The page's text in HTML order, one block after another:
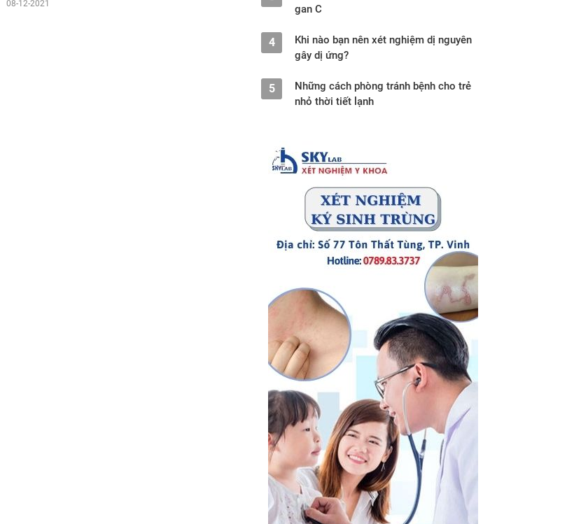
08-12-2021
gan C
4
Khi nào bạn nên xét nghiệm dị nguyên
gây dị ứng?
5
Những cách phòng tránh bệnh cho trẻ
nhỏ thời tiết lạnh